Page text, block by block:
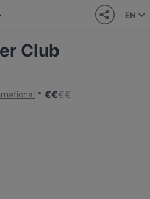
EN
Club
€€€€